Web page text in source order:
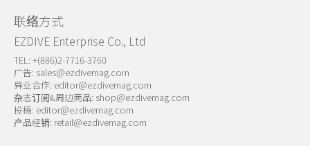
联络方式
EZDIVE Enterprise Co., Ltd
TEL: +(886)2-7716-3760
广告: sales@ezdivemag.com
异业合作: editor@ezdivemag.com
杂志订阅&周边商品: shop@ezdivemag.com
投稿: editor@ezdivemag.com
产品经销: retail@ezdivemag.com